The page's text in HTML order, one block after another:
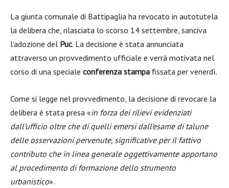
La giunta comunale di Battipaglia ha revocato in autotutela
la delibera che, rilasciata lo scorso 14 settembre, sanciva
l’adozione del Puc. La decisione è stata annunciata
attraverso un provvedimento ufficiale e verrà motivata nel
corso di una speciale conferenza stampa fissata per venerdì.
Come si legge nel provvedimento, la decisione di revocare la
delibera è stata presa «in forza dei rilievi evidenziati
dall’ufficio oltre che di quelli emersi dall’esame di talune
delle osservazioni pervenute, significative per il fattivo
contributo che in linea generale oggettivamente apportano
al procedimento di formazione dello strumento
urbanistico».